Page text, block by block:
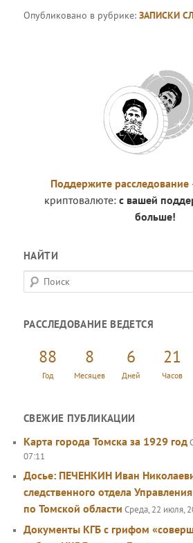
Опубликовано в рубрике:ЗАПИСКИ
Поддержите расследование
криптовалюте: с вашей
больше!
НАЙТИ
П
о
с
РАССЛЕДОВАНИЕ ВЕДЕТСЯ
88
Год
8
Месяцев
6
Дней
21
Часов
СВЕЖИЕ ПУБЛИКАЦИИ
Карта города Томска за 1929 год
07:11
Досье: ПЕЧЕНКИН Иван
следственного отдела
по Томской области Среда, 22 июля,
Документы КГБ с грифом